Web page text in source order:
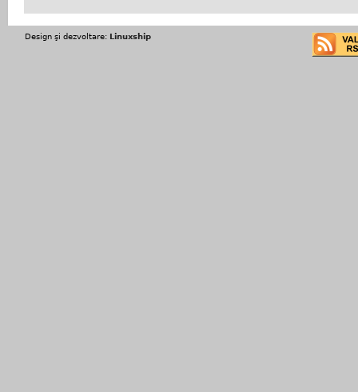
Design şi dezvoltare: Linuxship